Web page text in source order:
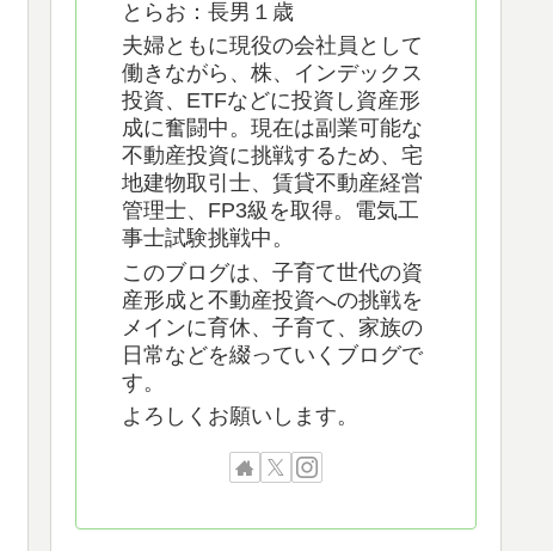
とらお：長男１歳
夫婦ともに現役の会社員として
働きながら、株、インデックス
投資、ETFなどに投資し資産形
成に奮闘中。現在は副業可能な
不動産投資に挑戦するため、宅
地建物取引士、賃貸不動産経営
管理士、FP3級を取得。電気工
事士試験挑戦中。
このブログは、子育て世代の資
産形成と不動産投資への挑戦を
メインに育休、子育て、家族の
日常などを綴っていくブログで
す。
よろしくお願いします。